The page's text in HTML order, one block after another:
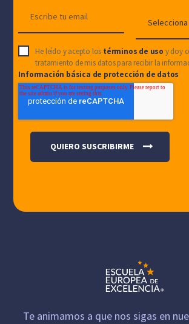
He leído y acepto los términos de uso y doy
tratamiento de mis datos para recibir la
Información básica de protección de datos
Te animamos a que nos sigas en